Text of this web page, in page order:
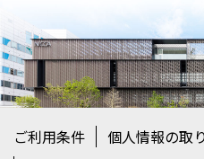
ご利用条件
個人情報の取